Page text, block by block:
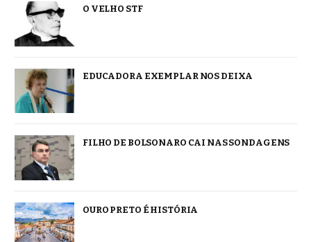
O VELHO STF
EDUCADORA EXEMPLAR NOS DEIXA
FILHO DE BOLSONARO CAI NAS SONDAGENS
OURO PRETO É HISTÓRIA